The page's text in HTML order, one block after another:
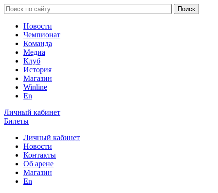
Новости
Чемпионат
Команда
Медиа
Клуб
История
Магазин
Winline
En
Личный кабинет
Билеты
Личный кабинет
Новости
Контакты
Об арене
Магазин
En